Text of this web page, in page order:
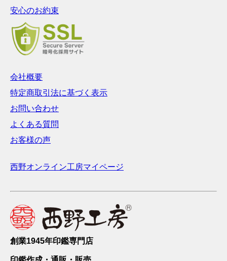
安心のお約束
会社概要
特定商取引法に基づく表示
お問い合わせ
よくある質問
お客様の声
西野オンライン工房マイページ
創業1945年印鑑専門店